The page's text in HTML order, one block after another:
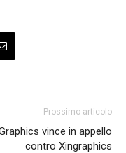
Prossimo articolo
vince in appello
contro Xingraphics